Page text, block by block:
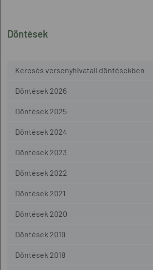
Döntések
Keresés versenyhivatali döntésekben
Döntések 2026
Döntések 2025
Döntések 2024
Döntések 2023
Döntések 2022
Döntések 2021
Döntések 2020
Döntések 2019
Döntések 2018